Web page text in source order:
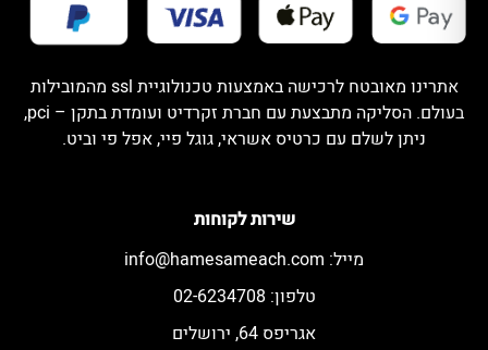
שירות לקוחות
מייל: info@hamesameach.com
טלפון: 02-6234708
אגריפס 64, ירושלים
אתרינו מאובטח לרכישה באמצעות טכנולוגיית ssl מהמובילות
בעולם. הסליקה מתבצעת עם חברת זקרדיט ועומדת בתקן – pci,
ניתן לשלם עם כרטיס אשראי, גוגל פיי, אפל פי וביט.